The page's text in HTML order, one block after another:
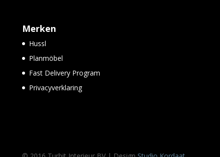
Merken
Hussl
Planmöbel
Fast Delivery Program
Privacyverklaring